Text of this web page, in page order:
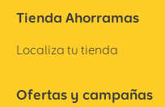
Tienda Ahorramas
Localiza tu tienda
Ofertas y campañas